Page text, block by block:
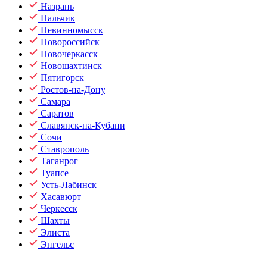
Назрань
Нальчик
Невинномысск
Новороссийск
Новочеркасск
Новошахтинск
Пятигорск
Ростов-на-Дону
Самара
Саратов
Славянск-на-Кубани
Сочи
Ставрополь
Таганрог
Туапсе
Усть-Лабинск
Хасавюрт
Черкесск
Шахты
Элиста
Энгельс